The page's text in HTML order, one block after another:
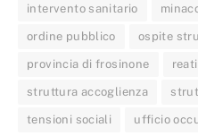
intervento sanitario
ordine pubblico ospite
provincia di frosinone reati
struttura accoglienza
tensioni sociali ufficio